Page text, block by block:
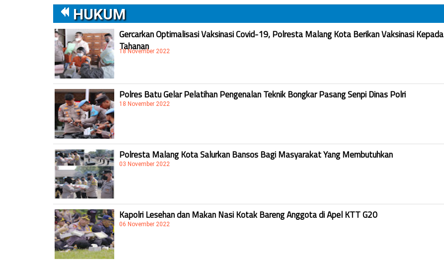
HUKUM
Gercarkan Optimalisasi Vaksinasi Covid-19, Polresta Malang Kota Berikan Vaksinasi Kepada
Tahanan
18 November 2022
Polres Batu Gelar Pelatihan Pengenalan Teknik Bongkar Pasang Senpi Dinas Polri
18 November 2022
Polresta Malang Kota Salurkan Bansos Bagi Masyarakat Yang Membutuhkan
03 November 2022
Kapolri Lesehan dan Makan Nasi Kotak Bareng Anggota di Apel KTT G20
06 November 2022